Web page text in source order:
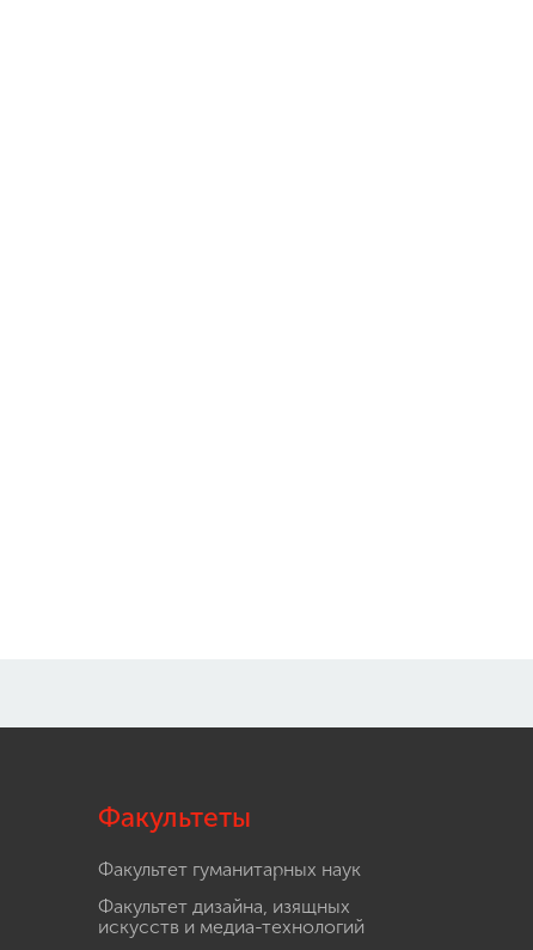
Факультеты
Факультет гуманитарных наук
Факультет дизайна, изящных
искусств и медиа-технологий